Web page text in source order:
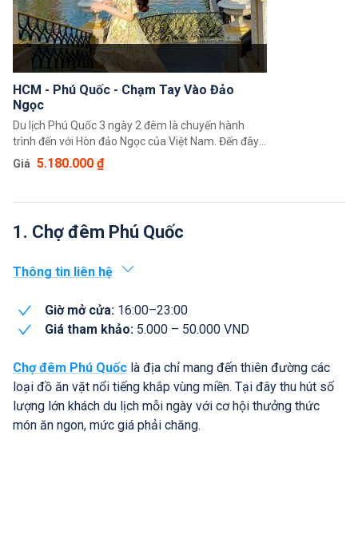
HCM - Phú Quốc - Chạm Tay Vào Đảo
Ngọc
Du lịch Phú Quốc 3 ngày 2 đêm là chuyến hành
trình đến với Hòn đảo Ngọc của Việt Nam. Đến đây
du khách sẽ được trải nghiệm cảm giác tuyệt vời
của thiên nhiên Phú Quốc ban tặng và trải nghiệm
thức những món hải sản thơm ngon. Hứa hẹn đây
sẽ là một hành trình đáng nhớ bên gia đình và bạn
bè.
Giá 5.180.000 ₫
1. Chợ đêm Phú Quốc
Thông tin liên hệ
Giờ mở cửa: 16:00–23:00
Giá tham khảo: 5.000 – 50.000 VND
Chợ đêm Phú Quốc là địa chỉ mang đến thiên đường các
loại đồ ăn vặt nổi tiếng khắp vùng miền. Tại đây thu hút số
lượng lớn khách du lịch mỗi ngày với cơ hội thưởng thức
món ăn ngon, mức giá phải chăng.